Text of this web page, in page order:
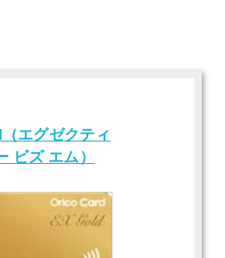
エグゼクティ
ビズ エム）